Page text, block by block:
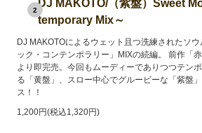
2
DJ MAKOTO/（紫盤）Sweet
temporary Mix～
DJ MAKOTOによるウェット且つ洗練されたソ
ック・コンテンポラリー」MIXの続編。 前作「
より即完売。今回もムーディーでありつつテン
る「黄盤」、スロー中心でグルービーな「紫盤
ス！！
1,200円(税込1,320円)